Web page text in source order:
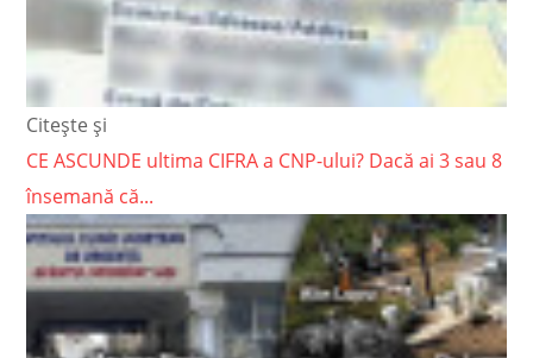
Citește și
CE ASCUNDE ultima CIFRA a CNP-ului? Dacă ai 3 sau 8
însemană că...